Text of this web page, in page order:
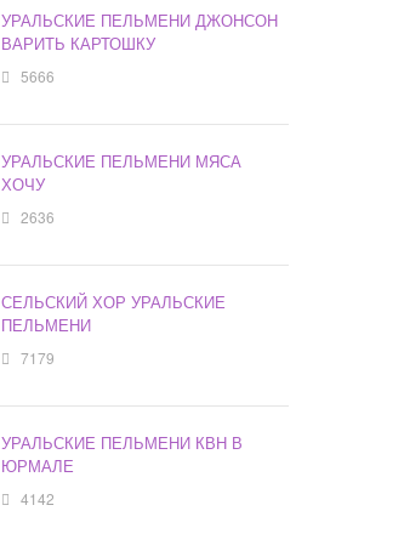
УРАЛЬСКИЕ ПЕЛЬМЕНИ ДЖОНСОН
ВАРИТЬ КАРТОШКУ
5666
УРАЛЬСКИЕ ПЕЛЬМЕНИ МЯСА
ХОЧУ
2636
СЕЛЬСКИЙ ХОР УРАЛЬСКИЕ
ПЕЛЬМЕНИ
7179
УРАЛЬСКИЕ ПЕЛЬМЕНИ КВН В
ЮРМАЛЕ
4142